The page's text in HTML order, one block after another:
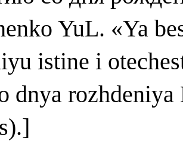
YuL. «Ya
istine i
dnya